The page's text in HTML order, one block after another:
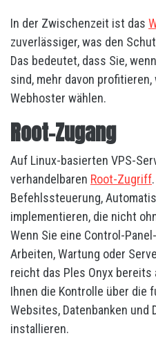
In der Zwischenzeit ist das
zuverlässiger, was den
Das bedeutet, dass Sie,
sind, mehr davon
Webhoster wählen.
Root-Zugang
Auf Linux-basierten VPS-
verhandelbaren Root-Zugriff
Befehlssteuerung,
implementieren, die nicht
Wenn Sie eine Control-
Arbeiten, Wartung oder
reicht das Ples Onyx bereits
Ihnen die Kontrolle über die
Websites, Datenbanken und
installieren.